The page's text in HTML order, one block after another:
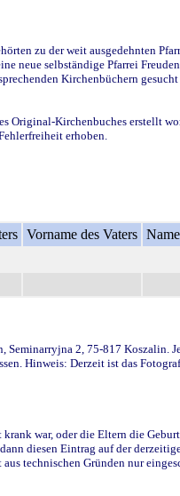
zu der weit ausgedehnten
neue selbständige Pfarrei
Kirchenbüchern
Original-Kirchenbuches erstellt
erhoben.
Vorname des Vaters
2, 75-817 Koszalin.
Hinweis: Derzeit ist das
war, oder die Eltern die
diesen Eintrag auf der
technischen Gründen nur